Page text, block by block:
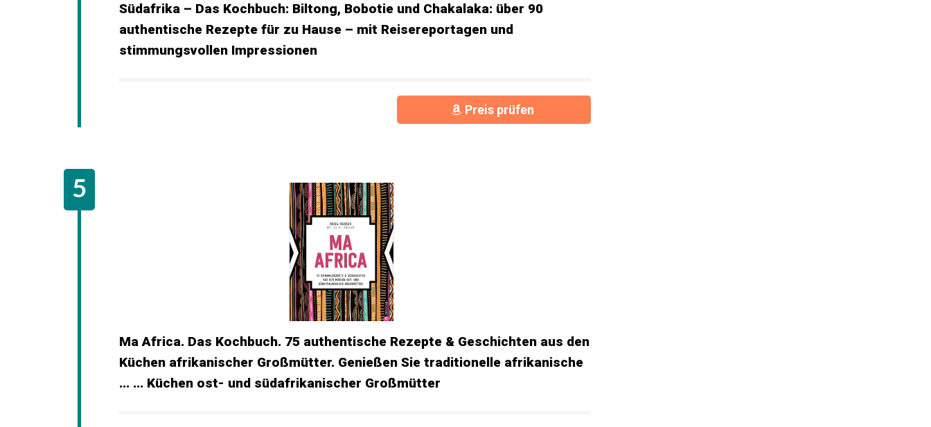
Südafrika – Das Kochbuch: Biltong, Bobotie und Chakalaka: über 90
authentische Rezepte für zu Hause – mit Reisereportagen und
stimmungsvollen Impressionen
Preis prüfen
Ma Africa. Das Kochbuch. 75 authentische Rezepte & Geschichten aus den
Küchen afrikanischer Großmütter. Genießen Sie traditionelle afrikanische
... ... Küchen ost- und südafrikanischer Großmütter